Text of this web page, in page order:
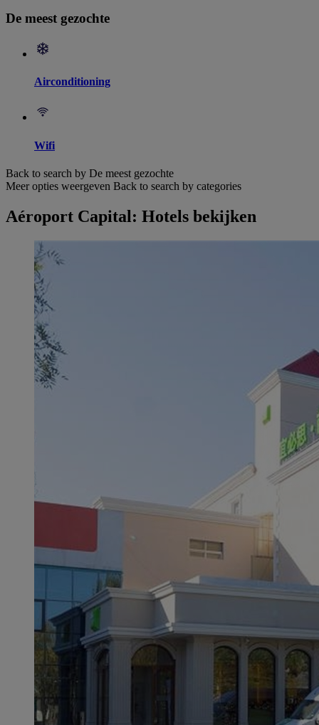
De meest gezochte
Airconditioning
Wifi
Back to search by De meest gezochte
Meer opties weergeven Back to search by categories
Aéroport Capital: Hotels bekijken